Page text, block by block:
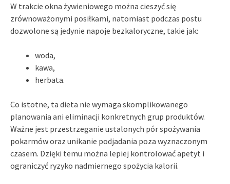
W trakcie okna żywieniowego można cieszyć się
zrównoważonymi posiłkami, natomiast podczas postu
dozwolone są jedynie napoje bezkaloryczne, takie jak:
woda,
kawa,
herbata.
Co istotne, ta dieta nie wymaga skomplikowanego
planowania ani eliminacji konkretnych grup produktów.
Ważne jest przestrzeganie ustalonych pór spożywania
pokarmów oraz unikanie podjadania poza wyznaczonym
czasem. Dzięki temu można lepiej kontrolować apetyt i
ograniczyć ryzyko nadmiernego spożycia kalorii.